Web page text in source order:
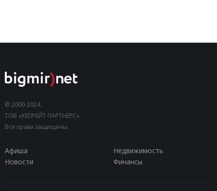
© 2000-2024,
ТОВ «КЕПРЕЙТ ПАРТНЕРС».
Все права защищены.
Афиша
Недвижимость
Новости
Финансы